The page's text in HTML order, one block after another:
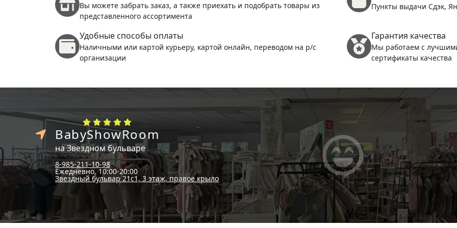
Вы можете забрать заказ, а также приехать и подобрать товары из
представленного ассортимента
Пункты выдачи Сдэк,
Удобные способы оплаты
Наличными или картой курьеру, картой онлайн, переводом на р/с
организации
Гарантия качества
Мы работаем с
сертификаты качества
BabyShowRoom
на Звездном бульваре
8-985-211-10-98
Ежедневно, 10:00-20:00
Звездный бульвар 21с1, 3 этаж, правое крыло